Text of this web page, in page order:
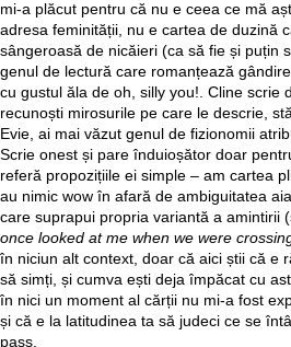
mi-a plăcut pentru că nu e ceea ce mă
adresa feminității, nu e cartea de duzină
sângeroasă de nicăieri (ca să fie și puțin
genul de lectură care romanțează
cu gustul ăla de oh, silly you!. Cline scrie
recunoști mirosurile pe care le descrie,
Evie, ai mai văzut genul de fizionomii
Scrie onest și pare înduioșător doar
referă propozițiile ei simple – am cartea
au nimic wow în afară de ambiguitatea
care suprapui propria variantă a amintirii
once looked at me when we were
în niciun alt context, doar că aici știi că e
să simți, și cumva ești deja împăcat cu
în nici un moment al cărții nu mi-a fost
și că e la latitudinea ta să judeci ce se
pass.